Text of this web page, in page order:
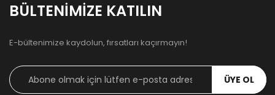
BÜLTENIMIZE KATILIN
E-bültenimize kaydolun, fırsatları kaçırmayın!
ÜYE OL